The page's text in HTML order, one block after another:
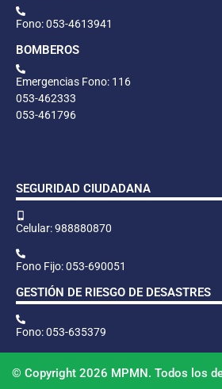
Fono: 053-4613941
BOMBEROS
Emergencias Fono: 116
053-462333
053-461796
SEGURIDAD CIUDADANA
Celular: 988880870
Fono Fijo: 053-690051
GESTIÓN DE RIESGO DE DESASTRES
Fono: 053-635379
© Copyright 2026 MPMN. Todos los